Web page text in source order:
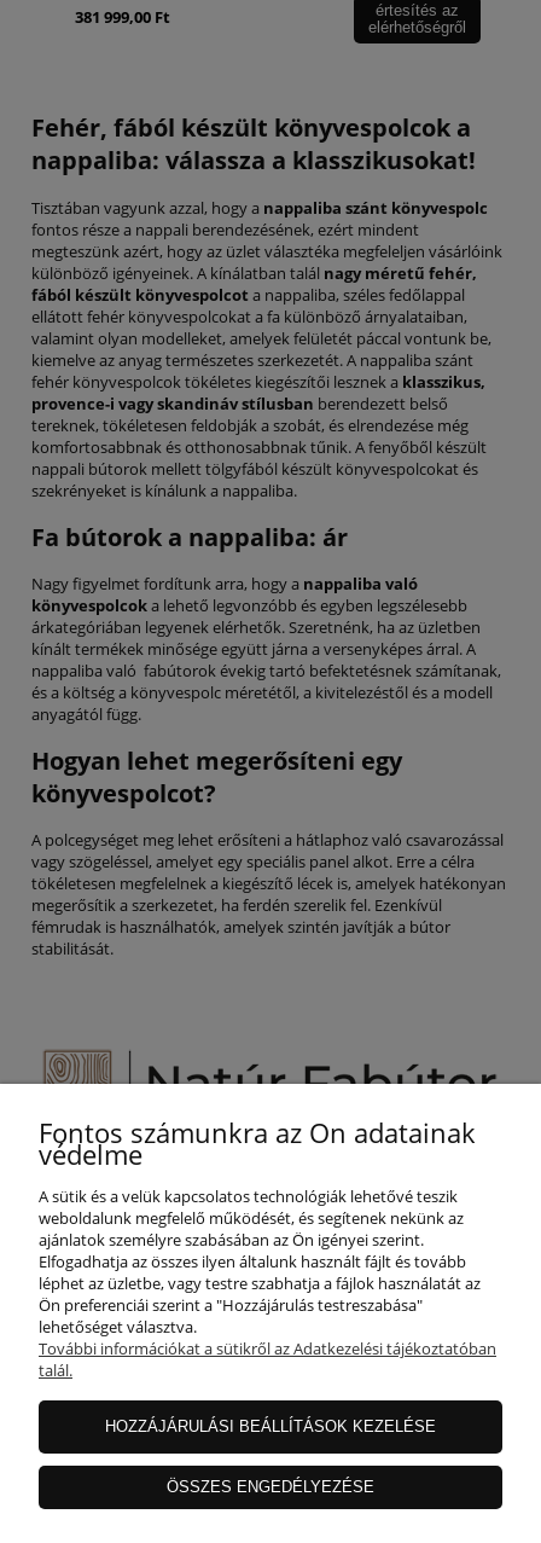
381 999,00 Ft
értesítés az
elérhetőségről
Fehér, fából készült könyvespolcok a
nappaliba: válassza a klasszikusokat!
Tisztában vagyunk azzal, hogy a nappaliba szánt könyvespolc
fontos része a nappali berendezésének, ezért mindent
megteszünk azért, hogy az üzlet választéka megfeleljen vásárlóink
különböző igényeinek. A kínálatban talál nagy méretű fehér,
fából készült könyvespolcot a nappaliba, széles fedőlappal
ellátott fehér könyvespolcokat a fa különböző árnyalataiban,
valamint olyan modelleket, amelyek felületét páccal vontunk be,
kiemelve az anyag természetes szerkezetét. A nappaliba szánt
fehér könyvespolcok tökéletes kiegészítői lesznek a klasszikus,
provence-i vagy skandináv stílusban berendezett belső
tereknek, tökéletesen feldobják a szobát, és elrendezése még
komfortosabbnak és otthonosabbnak tűnik. A fenyőből készült
nappali bútorok mellett tölgyfából készült könyvespolcokat és
szekrényeket is kínálunk a nappaliba.
Fa bútorok a nappaliba: ár
Nagy figyelmet fordítunk arra, hogy a nappaliba való
könyvespolcoka lehető legvonzóbb és egyben legszélesebb
árkategóriában legyenek elérhetők. Szeretnénk, ha az üzletben
kínált termékek minősége együtt járna a versenyképes árral. A
nappaliba való fabútorok évekig tartó befektetésnek számítanak,
és a költség a könyvespolc méretétől, a kivitelezéstől és a modell
anyagától függ.
Hogyan lehet megerősíteni egy
könyvespolcot?
A polcegységet meg lehet erősíteni a hátlaphoz való csavarozással
vagy szögeléssel, amelyet egy speciális panel alkot. Erre a célra
tökéletesen megfelelnek a kiegészítő lécek is, amelyek hatékonyan
megerősítik a szerkezetet, ha ferdén szerelik fel. Ezenkívül
fémrudak is használhatók, amelyek szintén javítják a bútor
stabilitását.
Segítünk Önnek!
info@naturfabutor.hu
SEGÍTSÉG
INFORMÁCIÓ
RÓLUNK
Fontos számunkra az Ön adatainak
védelme
A sütik és a velük kapcsolatos technológiák lehetővé teszik
weboldalunk megfelelő működését, és segítenek nekünk az
ajánlatok személyre szabásában az Ön igényei szerint.
Elfogadhatja az összes ilyen általunk használt fájlt és tovább
léphet az üzletbe, vagy testre szabhatja a fájlok használatát az
Ön preferenciái szerint a "Hozzájárulás testreszabása"
lehetőséget választva.
További információkat a sütikről az Adatkezelési tájékoztatóban
talál.
HOZZÁJÁRULÁSI BEÁLLÍTÁSOK KEZELÉSE
ÖSSZES ENGEDÉLYEZÉSE